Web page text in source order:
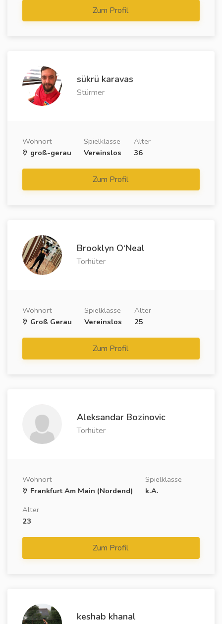
Zum Profil
sükrü karavas
Stürmer
Wohnort
groß-gerau
Spielklasse
Vereinslos
Alter
36
Zum Profil
Brooklyn O‘Neal
Torhüter
Wohnort
Groß Gerau
Spielklasse
Vereinslos
Alter
25
Zum Profil
Aleksandar Bozinovic
Torhüter
Wohnort
Frankfurt Am Main (Nordend)
Spielklasse
k.A.
Alter
23
Zum Profil
keshab khanal